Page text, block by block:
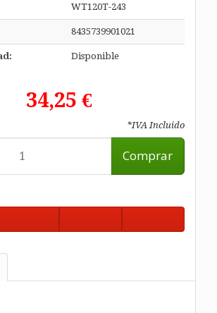
WT120T-243
8435739901021
Disponible
34,25 €
*IVA Incluido
Comprar